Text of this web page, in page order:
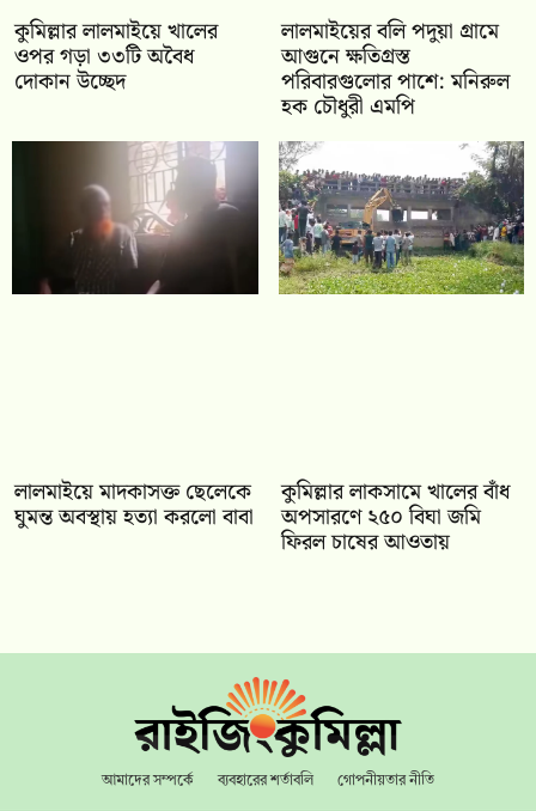
কুমিল্লার লালমাইয়ে খালের
ওপর গড়া ৩৩টি অবৈধ
দোকান উচ্ছেদ
লালমাইয়ের বলি পদুয়া গ্রামে
আগুনে ক্ষতিগ্রস্ত
পরিবারগুলোর পাশে: মনিরুল
হক চৌধুরী এমপি
লালমাইয়ে মাদকাসক্ত ছেলেকে
ঘুমন্ত অবস্থায় হত্যা করলো বাবা
কুমিল্লার লাকসামে খালের বাঁধ
অপসারণে ২৫০ বিঘা জমি
ফিরল চাষের আওতায়
আমাদের সম্পর্কে ব্যবহারের শর্তাবলি গোপনীয়তার নীতি